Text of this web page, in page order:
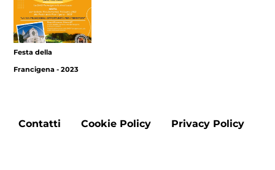
Festa della
Francigena - 2023
Footer
Contatti Cookie Policy Privacy Policy